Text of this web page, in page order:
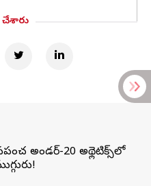
చేశారు
అండర్-20 అథ్లెటిక్స్‌లో